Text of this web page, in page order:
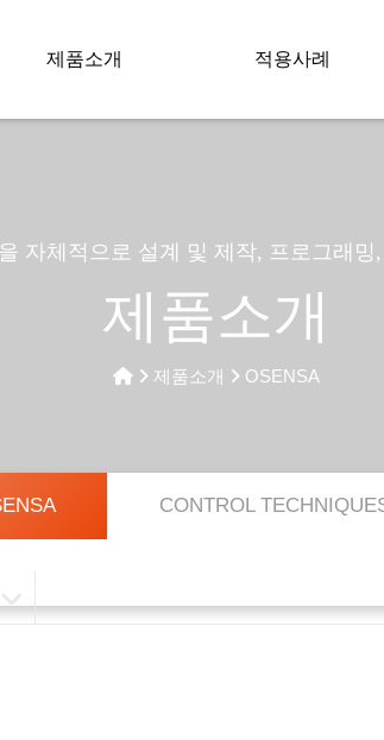
제품소개 적용사례
자체적으로 설계 및 제작, 프로그래
제품소개
제품소개 OSENSA
CONTROL